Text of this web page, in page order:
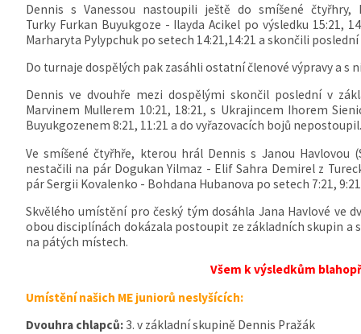
Dennis s Vanessou nastoupili ještě do smíšené
Turky Furkan Buyukgoze - Ilayda Acikel po výsledku 15:21,
Marharyta Pylypchuk po setech 14:21,14:21 a skončili poslední
Do turnaje dospělých pak zasáhli ostatní členové výpravy a s
Dennis ve dvouhře mezi dospělými skončil poslední v
Marvinem Mullerem 10:21, 18:21, s Ukrajincem Ihorem
Buyukgozenem 8:21, 11:21 a do vyřazovacích bojů
Ve smíšené čtyřhře, kterou hrál Dennis s Janou Havlovou
nestačili na pár Dogukan Yilmaz - Elif Sahra Demirel z
pár Sergii Kovalenko - Bohdana Hubanova po setech 7:21,
Skvělého umístění pro český tým dosáhla Jana Havlové ve
obou disciplínách dokázala postoupit ze základních skupin
na pátých místech.
Všem k výsledkům
Umístění našich ME juniorů neslyšících:
Dvouhra chlapců: 3. v základní skupině Dennis Pražák